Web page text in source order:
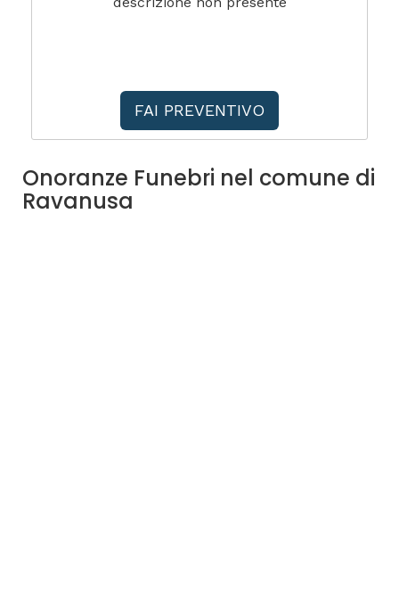
FAI PREVENTIVO
Onoranze Funebri nel comune di
Ravanusa